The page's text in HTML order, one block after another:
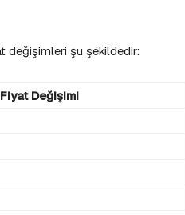
değişimleri şu şekildedir:
Değişimi